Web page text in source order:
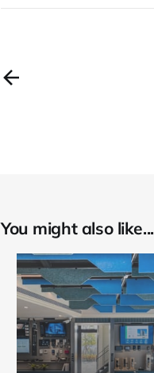
You might also like...